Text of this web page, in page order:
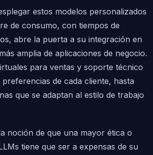
estos modelos personalizados
de consumo, con tiempos de
abre la puerta a su integración en
amplia de aplicaciones de negocio.
para ventas y soporte técnico
preferencias de cada cliente, hasta
que se adaptan al estilo de trabajo
noción de que una mayor ética o
tiene que ser a expensas de su